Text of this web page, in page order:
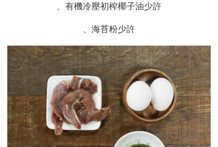
、有機冷壓初榨椰子油少許
、海苔粉少許